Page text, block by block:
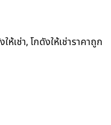
ให้เช่า, โกดังให้เช่าราคาถูก